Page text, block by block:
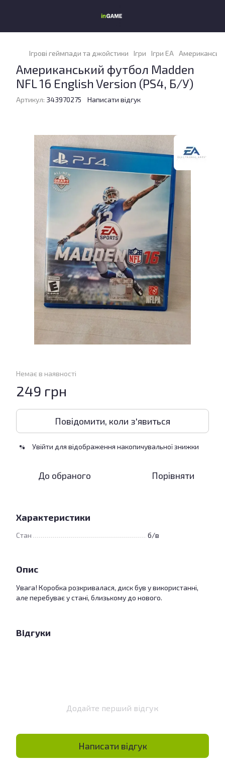
Ігрові геймпади та джойстики Ігри Ігри EA
Американський футбол Madden
NFL 16 English Version (PS4, Б/У)
Артикул: 343970275 Написати відгук
Немає в наявності
249 грн
Повідомити, коли з'явиться
% Увійти для відображення накопичувальної знижки
До обраного Порівняти
Характеристики
Стан б/в
Опис
Увага! Коробка розкривалася, диск був у використанні,
але перебуває у стані, близькому до нового.
Відгуки
Додайте перший відгук
Написати відгук